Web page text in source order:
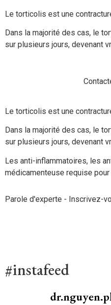
Le torticolis est une
Dans la majorité des cas, le
sur plusieurs jours, devenant
Le torticolis est une
Dans la majorité des cas, le
sur plusieurs jours, devenant
Les anti-inflammatoires, les
médicamenteuse requise
Parole d'experte - Inscrivez-
#instafeed